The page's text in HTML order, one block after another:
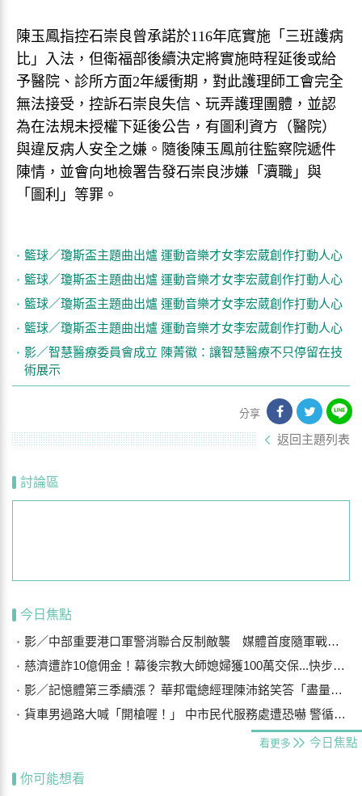
陳玉鳳指控石崇良曾承諾於116年底實施「三班護病
比」入法，但衛福部後續決定將實施時程延後或給
予醫院、診所方面2年緩衝期，對此護理師工會完全
無法接受，控訴石崇良失信、玩弄護理團體，並認
為在法規未授權下延後公告，有圖利資方（醫院）
與違反病人安全之嫌。隨後陳玉鳳前往監察院遞件
陳情，並會向地檢署告發石崇良涉嫌「瀆職」與
「圖利」等罪。
籃球／瓊斯盃主題曲出爐 運動音樂才女李宏葳創作打動人心
籃球／瓊斯盃主題曲出爐 運動音樂才女李宏葳創作打動人心
籃球／瓊斯盃主題曲出爐 運動音樂才女李宏葳創作打動人心
籃球／瓊斯盃主題曲出爐 運動音樂才女李宏葳創作打動人心
影／智慧醫療委員會成立 陳菁徽：讓智慧醫療不只停留在技
術展示
分享
返回主題列表
討論區
今日焦點
影／中部重要港口軍警消聯合反制敵襲 媒體首度隨軍戰鬥演練
慈濟遭詐10億佣金！幕後宗教大師媳婦獲100萬交保...快步奔離不發一語
影／記憶體第三季續漲？ 華邦電總經理陳沛銘笑答「盡量不要漲太多」
貨車男過路大喊「開槍喔！」 中市民代服務處遭恐嚇 警循線追緝
看更多 今日焦點
你可能想看